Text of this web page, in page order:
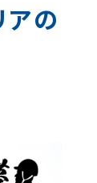
アの